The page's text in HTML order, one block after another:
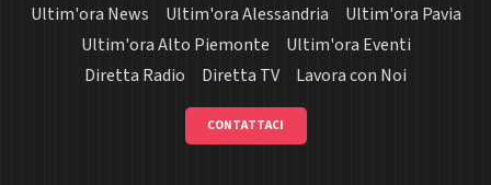
Ultim'ora News
Ultim'ora Alessandria
Ultim'ora Pavia
Ultim'ora Alto Piemonte
Ultim'ora Eventi
Diretta Radio
Diretta TV Lavora con Noi
CONTATTACI